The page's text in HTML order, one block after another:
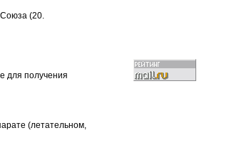
Союза (20.
для получения
(летательном,